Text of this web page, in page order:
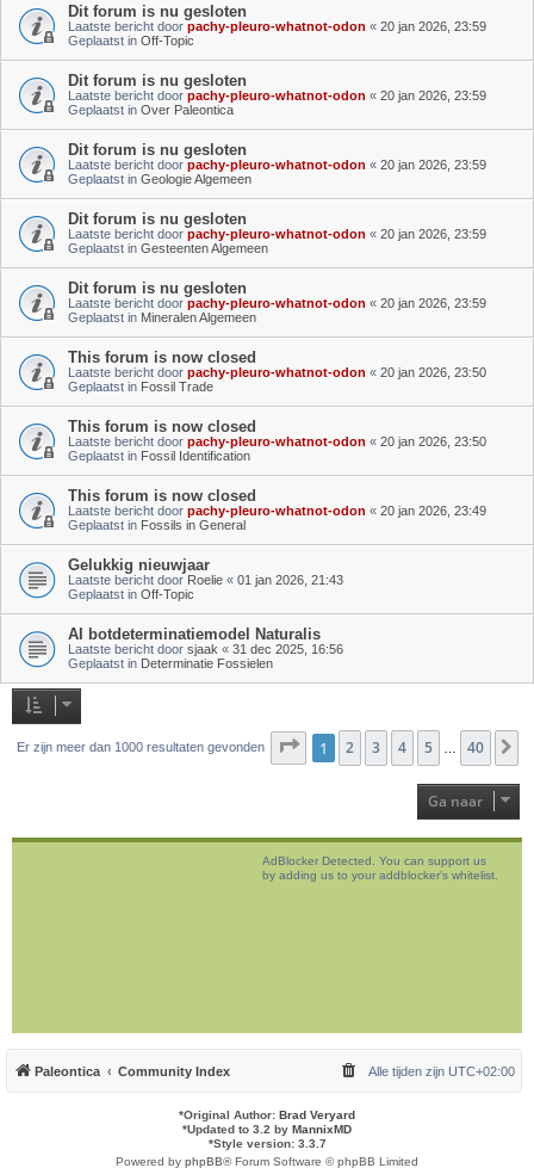
Dit forum is nu gesloten
Laatste bericht door pachy-pleuro-whatnot-odon « 20 jan 2026, 23:59
Geplaatst in Off-Topic
Dit forum is nu gesloten
Laatste bericht door pachy-pleuro-whatnot-odon « 20 jan 2026, 23:59
Geplaatst in Over Paleontica
Dit forum is nu gesloten
Laatste bericht door pachy-pleuro-whatnot-odon « 20 jan 2026, 23:59
Geplaatst in Geologie Algemeen
Dit forum is nu gesloten
Laatste bericht door pachy-pleuro-whatnot-odon « 20 jan 2026, 23:59
Geplaatst in Gesteenten Algemeen
Dit forum is nu gesloten
Laatste bericht door pachy-pleuro-whatnot-odon « 20 jan 2026, 23:59
Geplaatst in Mineralen Algemeen
This forum is now closed
Laatste bericht door pachy-pleuro-whatnot-odon « 20 jan 2026, 23:50
Geplaatst in Fossil Trade
This forum is now closed
Laatste bericht door pachy-pleuro-whatnot-odon « 20 jan 2026, 23:50
Geplaatst in Fossil Identification
This forum is now closed
Laatste bericht door pachy-pleuro-whatnot-odon « 20 jan 2026, 23:49
Geplaatst in Fossils in General
Gelukkig nieuwjaar
Laatste bericht door Roelie « 01 jan 2026, 21:43
Geplaatst in Off-Topic
AI botdeterminatiemodel Naturalis
Laatste bericht door sjaak « 31 dec 2025, 16:56
Geplaatst in Determinatie Fossielen
Er zijn meer dan 1000 resultaten gevonden Pagina1 van 40
1 2 3 4 5 40
Ga naar
AdBlocker Detected. You can support us
by adding us to your addblocker's whitelist.
Paleontica Community Index Alle tijden zijn UTC+02:00
*Original Author: Brad Veryard
*Updated to 3.2 by MannixMD
*Style version: 3.3.7
Powered by phpBB® Forum Software © phpBB Limited